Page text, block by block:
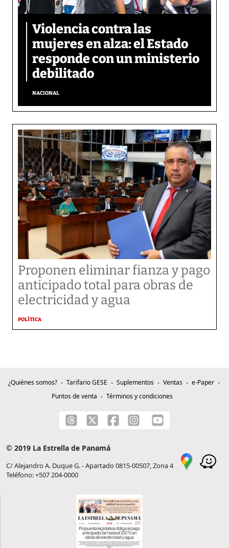
Violencia contra las
mujeres en alza: el Estado
responde con un ministerio
debilitado
NACIONAL
Proponen eliminar fianza y pago
anticipado total para obras de
electricidad y agua
POLÍTICA
¿Quiénes somos? Tarifario GESE Suplementos Ventas
e-Paper
Puntos de venta
Términos y condiciones
© 2019 La Estrella de Panamá
C/ Alejandro A. Duque G. - Apartado 0815-00507, Zona 4
Teléfono: +507 204-0000